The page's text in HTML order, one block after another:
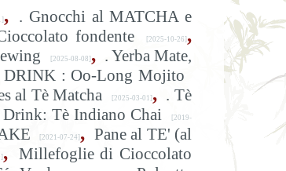
, . Gnocchi al MATCHA e
fondente [2025-10-26] ,
[2025-08-08] , . Yerba Mate,
DRINK : Oo-Long Mojito
al Tè Matcha [2025-03-01] , . Tè
Drink: Tè Indiano Chai [2019-
[2021-07-24] , Pane al TE' (al
, Millefoglie di Cioccolato